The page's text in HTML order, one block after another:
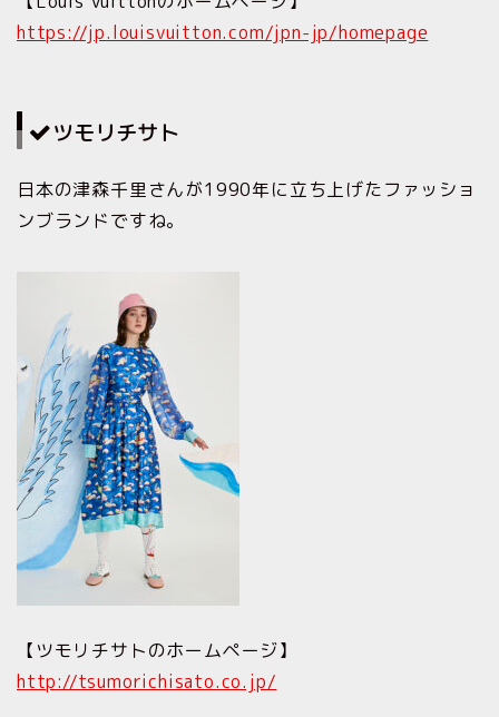
https://jp.louisvuitton.com/jpn-jp/homepage
ツモリチサト
日本の津森千里さんが1990年に立ち上げたファッショ
ンブランドですね。
【ツモリチサトのホームページ】
http://tsumorichisato.co.jp/